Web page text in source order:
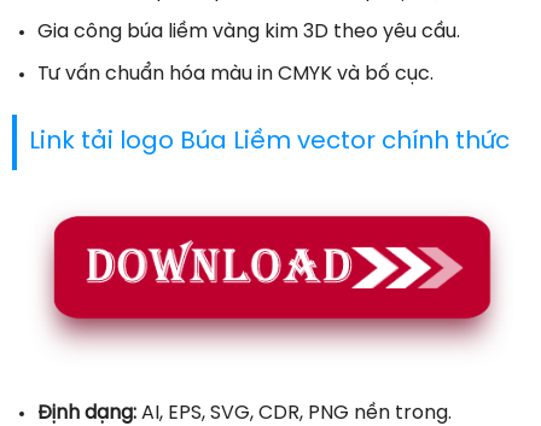
Gia công búa liềm vàng kim 3D theo yêu cầu.
Tư vấn chuẩn hóa màu in CMYK và bố cục.
Link tải logo Búa Liềm vector chính thức
Định dạng:AI, EPS, SVG, CDR, PNG nền trong.